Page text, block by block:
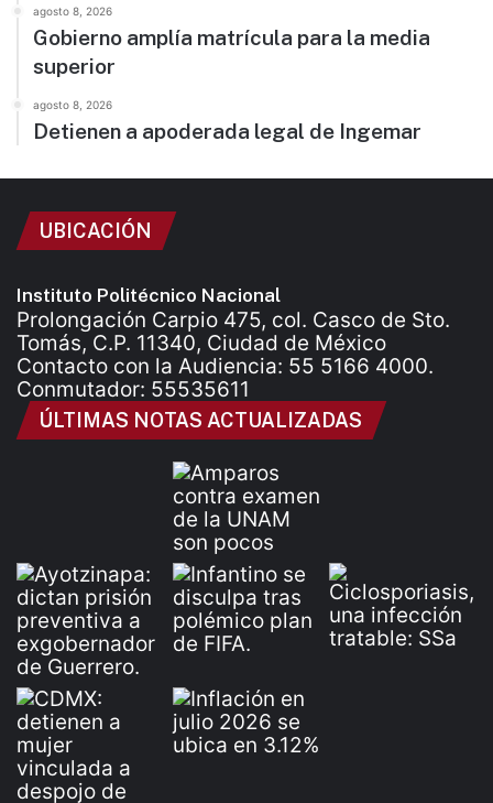
agosto 8, 2026
Gobierno amplía matrícula para la media
superior
agosto 8, 2026
Detienen a apoderada legal de Ingemar
UBICACIÓN
Instituto Politécnico Nacional
Prolongación Carpio 475, col. Casco de Sto.
Tomás, C.P. 11340, Ciudad de México
Contacto con la Audiencia: 55 5166 4000.
Conmutador: 55535611
ÚLTIMAS NOTAS ACTUALIZADAS